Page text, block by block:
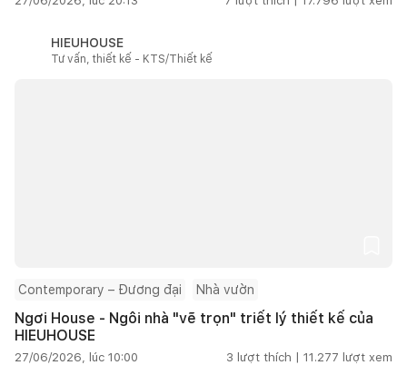
HIEUHOUSE
Tư vấn, thiết kế - KTS/Thiết kế
Contemporary – Đương đại Nhà vườn
Ngơi House - Ngôi nhà "vẽ trọn" triết lý thiết kế của
HIEUHOUSE
27/06/2026, lúc 10:00 3 lượt thích | 11.277 lượt xem